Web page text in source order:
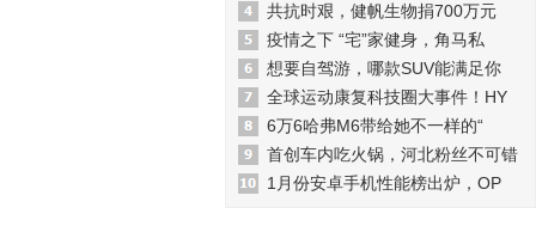
共抗时艰，健帆生物捐700万元
疫情之下 “宅”家健身，角马私
想要自驾游，哪款SUV能满足你
全球运动康复科技圈大事件！HY
6万6哈弗M6带给她不一样的“
首创车内吃火锅，河北粉丝不可错
1月份安卓手机性能榜出炉，OP